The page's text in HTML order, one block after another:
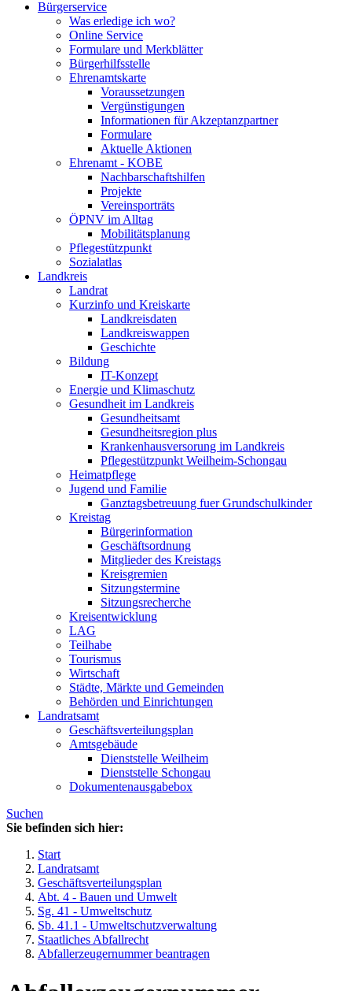
Bürgerservice
Was erledige ich wo?
Online Service
Formulare und Merkblätter
Bürgerhilfsstelle
Ehrenamtskarte
Voraussetzungen
Vergünstigungen
Informationen für Akzeptanzpartner
Formulare
Aktuelle Aktionen
Ehrenamt - KOBE
Nachbarschaftshilfen
Projekte
Vereinsporträts
ÖPNV im Alltag
Mobilitätsplanung
Pflegestützpunkt
Sozialatlas
Landkreis
Landrat
Kurzinfo und Kreiskarte
Landkreisdaten
Landkreiswappen
Geschichte
Bildung
IT-Konzept
Energie und Klimaschutz
Gesundheit im Landkreis
Gesundheitsamt
Gesundheitsregion plus
Krankenhausversorung im Landkreis
Pflegestützpunkt Weilheim-Schongau
Heimatpflege
Jugend und Familie
Ganztagsbetreuung fuer Grundschulkinder
Kreistag
Bürgerinformation
Geschäftsordnung
Mitglieder des Kreistags
Kreisgremien
Sitzungstermine
Sitzungsrecherche
Kreisentwicklung
LAG
Teilhabe
Tourismus
Wirtschaft
Städte, Märkte und Gemeinden
Behörden und Einrichtungen
Landratsamt
Geschäftsverteilungsplan
Amtsgebäude
Dienststelle Weilheim
Dienststelle Schongau
Dokumentenausgabebox
Suchen
Sie befinden sich hier:
Start
Landratsamt
Geschäftsverteilungsplan
Abt. 4 - Bauen und Umwelt
Sg. 41 - Umweltschutz
Sb. 41.1 - Umweltschutzverwaltung
Staatliches Abfallrecht
Abfallerzeugernummer beantragen